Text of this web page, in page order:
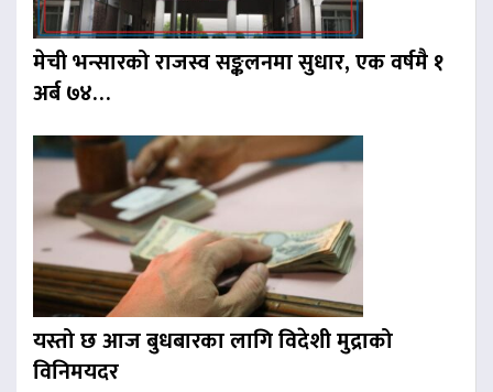
मेची भन्सारको राजस्व सङ्कलनमा सुधार, एक वर्षमै १
अर्ब ७४…
यस्तो छ आज बुधबारका लागि विदेशी मुद्राको
विनिमयदर